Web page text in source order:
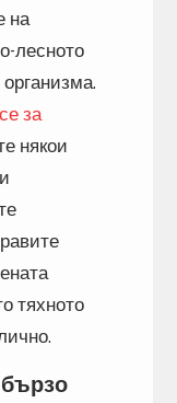
на
лесното
за
някои
тяхното